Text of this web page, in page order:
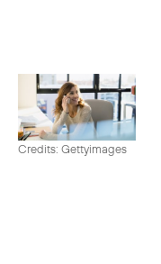
Credits: Gettyimages